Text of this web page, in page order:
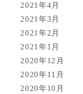
2021年4月
2021年3月
2021年2月
2021年1月
2020年12月
2020年11月
2020年10月